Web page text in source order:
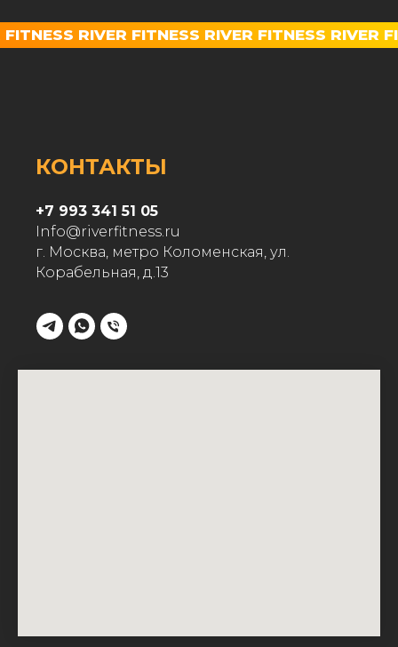
RIVER FITNESS RIVER FITNESS RIVER
КОНТАКТЫ
+7 993 341 51 05
Info@riverfitness.ru
г. Москва, метро Коломенская, ул.
Корабельная, д.13